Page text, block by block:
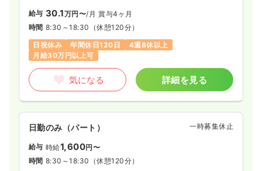
時給1,600円以上可
気になる 詳細を見る
検診・健診正看護師 一般病院
日勤のみ（常勤） 一時募集休止
給与
お問い合わせください
時間 6:00～14:30
土日祝休み
給与 30.1万円〜/月 賞与4ヶ月
時間 8:30～18:30 （休憩120分）
日祝休み
年間休日120日
4週8休以上
月給30万円以上可
気になる 詳細を見る
日勤のみ（パート） 一時募集休止
給与 時給1,600円〜
時間 8:30～18:30 （休憩120分）